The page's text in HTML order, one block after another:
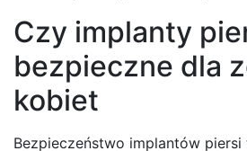
Czy implanty
bezpieczne dla
kobiet
Bezpieczeństwo implantów piersi